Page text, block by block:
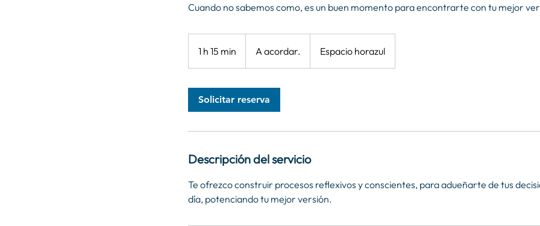
Cuando no sabemos como, es un buen momento para encontrarte con tu mejor
1 h 15 min
n
A acordar. Espacio horazul
Solicitar reserva
Descripción del servicio
Te ofrezco construir procesos reflexivos y conscientes, para adueñarte de tus
día, potenciando tu mejor versión.